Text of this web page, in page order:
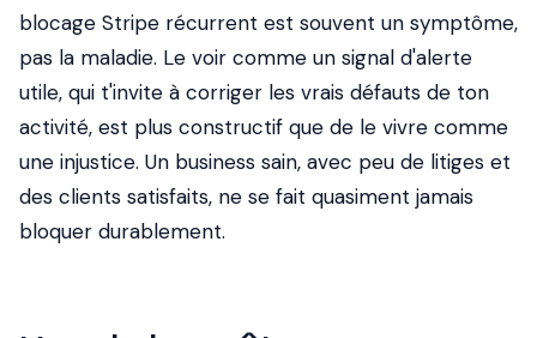
blocage Stripe récurrent est souvent un symptôme,
pas la maladie. Le voir comme un signal d'alerte
utile, qui t'invite à corriger les vrais défauts de ton
activité, est plus constructif que de le vivre comme
une injustice. Un business sain, avec peu de litiges et
des clients satisfaits, ne se fait quasiment jamais
bloquer durablement.